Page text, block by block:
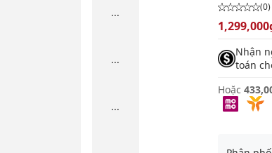
...
...
...
(0)
Nhận
toán
Hoặc